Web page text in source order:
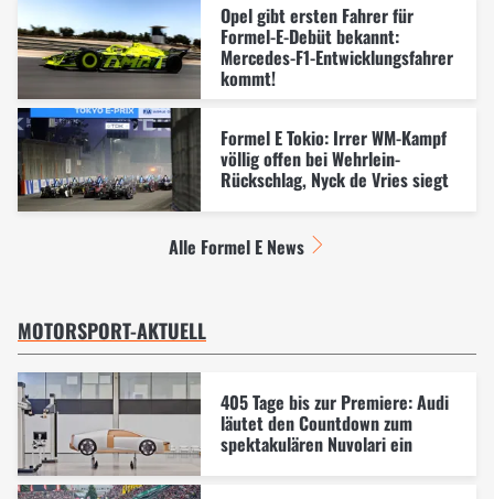
Opel gibt ersten Fahrer für
Formel-E-Debüt bekannt:
Mercedes-F1-Entwicklungsfahrer
kommt!
Formel E Tokio: Irrer WM-Kampf
völlig offen bei Wehrlein-
Rückschlag, Nyck de Vries siegt
Alle Formel E News
MOTORSPORT-AKTUELL
405 Tage bis zur Premiere: Audi
läutet den Countdown zum
spektakulären Nuvolari ein